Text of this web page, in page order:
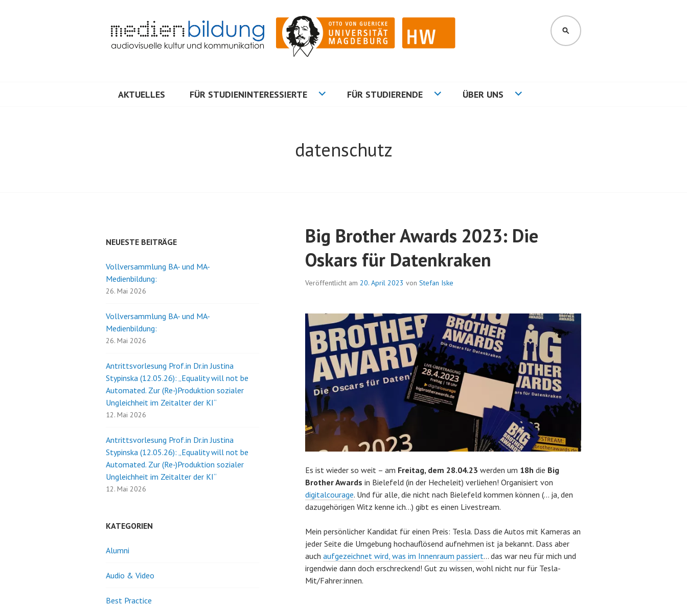
MEDIENBILDUNG
SUCHEN
AKTUELLES FÜR STUDIENINTERESSIERTE FÜR STUDIERENDE ÜBER UNS
datenschutz
Big Brother Awards 2023: Die
Oskars für Datenkraken
Veröffentlicht am 20. April 2023 von Stefan Iske
Es ist wieder so weit – am Freitag, dem 28.04.23 werden um 18h die Big
Brother Awards in Bielefeld (in der Hecheleit) verliehen! Organisiert von
digitalcourage. Und für alle, die nicht nach Bielefeld kommen können (… ja, den
dazugehörigen Witz kenne ich…) gibt es einen Livestream.
Mein persönlicher Kandidat für einen Preis: Tesla. Dass die Autos mit Kameras an
jeder Seite die Umgebung hochauflösend aufnehmen ist ja bekannt. Dass aber
auch aufgezeichnet wird, was im Innenraum passiert… das war neu für mich und
irgendwie dann doch erschreckend! Gut zu wissen, wohl nicht nur für Tesla-
Mit/Fahrer:innen.
NEUESTE BEITRÄGE
Vollversammlung BA- und MA-
Medienbildung:
26. Mai 2026
Vollversammlung BA- und MA-
Medienbildung:
26. Mai 2026
Antrittsvorlesung Prof.in Dr.in Justina
Stypinska (12.05.26): „Equality will not be
Automated. Zur (Re-)Produktion sozialer
Ungleichheit im Zeitalter der KI“
12. Mai 2026
Antrittsvorlesung Prof.in Dr.in Justina
Stypinska (12.05.26): „Equality will not be
Automated. Zur (Re-)Produktion sozialer
Ungleichheit im Zeitalter der KI“
12. Mai 2026
KATEGORIEN
Alumni
Audio & Video
Best Practice